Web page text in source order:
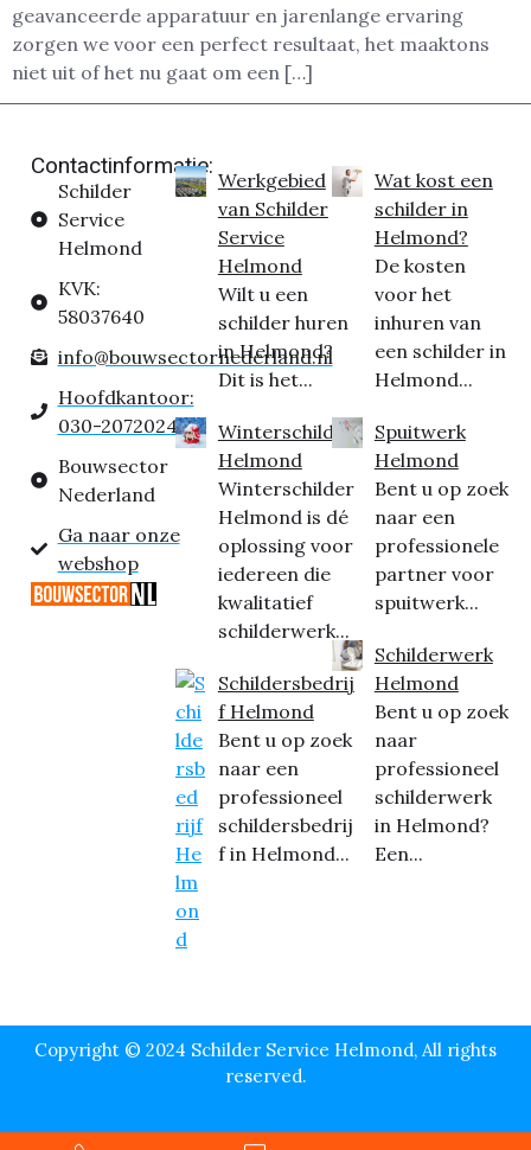
geavanceerde apparatuur en jarenlange ervaring
zorgen we voor een perfect resultaat, het maaktons
niet uit of het nu gaat om een […]
Contactinformatie:
Schilder
Service
Helmond
KVK:
58037640
info@bouwsectornederland.nl
Hoofdkantoor:
030-2072024
Bouwsector
Nederland
Ga naar onze
webshop
Werkgebied
van Schilder
Service
Helmond
Wilt u een
schilder huren
in Helmond?
Dit is het...
Winterschilder
Helmond
Winterschilder
Helmond is dé
oplossing voor
iedereen die
kwalitatief
schilderwerk...
Schildersbedrij
f Helmond
Bent u op zoek
naar een
professioneel
schildersbedrij
f in Helmond...
Wat kost een
schilder in
Helmond?
De kosten
voor het
inhuren van
een schilder in
Helmond...
Spuitwerk
Helmond
Bent u op zoek
naar een
professionele
partner voor
spuitwerk...
Schilderwerk
Helmond
Bent u op zoek
naar
professioneel
schilderwerk
in Helmond?
Een...
Copyright © 2024 Schilder Service Helmond, All rights
reserved.